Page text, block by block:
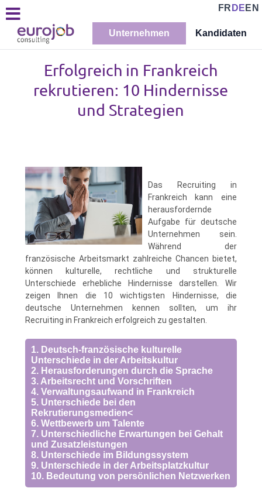
FR DE EN
Unternehmen Kandidaten
Erfolgreich in Frankreich
rekrutieren: 10 Hindernisse
und Strategien
Das Recruiting in
Frankreich kann eine
herausfordernde
Aufgabe für deutsche
Unternehmen sein.
Während der
französische Arbeitsmarkt zahlreiche Chancen bietet,
können kulturelle, rechtliche und strukturelle
Unterschiede erhebliche Hindernisse darstellen. Wir
zeigen Ihnen die 10 wichtigsten Hindernisse, die
deutsche Unternehmen kennen sollten, um ihr
Recruiting in Frankreich erfolgreich zu gestalten.
1. Deutsch-französische kulturelle
Unterschiede in der Arbeitskultur
2. Herausforderungen durch die Sprache
3. Arbeitsrecht und Vorschriften
4. Verwaltungsaufwand in Frankreich
5. Unterschiede bei den
Rekrutierungsmedien<
6. Wettbewerb um Talente
7. Unterschiedliche Erwartungen bei Gehalt
und Zusatzleistungen
8. Unterschiede im Bildungssystem
9. Unterschiede in der Arbeitsplatzkultur
10. Bedeutung von persönlichen Netzwerken